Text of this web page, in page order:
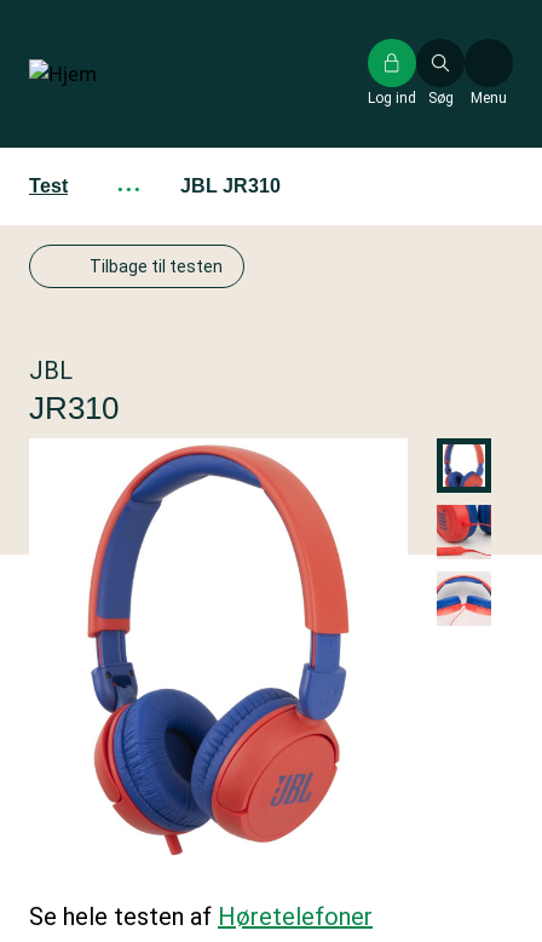
hovedindhold
Søg
Log ind Menu
Test ··· JBL JR310
Tilbage til testen
JBL
JR310
Se hele testen af Høretelefoner